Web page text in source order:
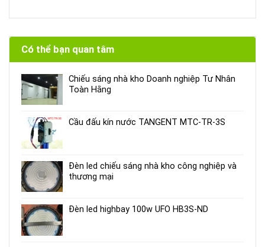
Có thể bạn quan tâm
Chiếu sáng nhà kho Doanh nghiệp Tư Nhân
Toàn Hằng
Cầu đấu kín nước TANGENT MTC-TR-3S
Đèn led chiếu sáng nhà kho công nghiệp và
thương mại
Đèn led highbay 100w UFO HB3S-ND